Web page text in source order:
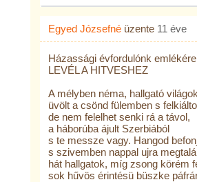
Egyed Józsefné üzente 11 éve
Házassági évfordulónk
LEVÉL A HITVESHEZ
A mélyben néma, hallgató
üvölt a csönd fülemben s
de nem felelhet senki rá a távol,
a háborúba ájult Szerbiából
s te messze vagy. Hangod
s szivemben nappal ujra
hát hallgatok, míg zsong körém
sok hűvös érintésü büszke